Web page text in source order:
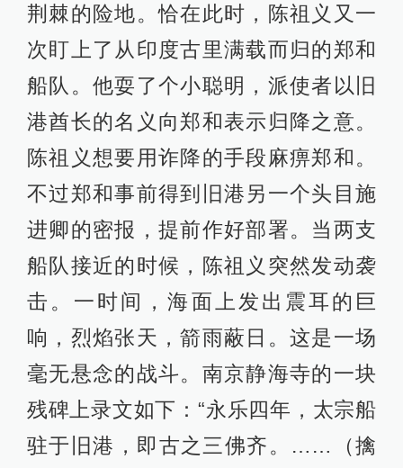
荆棘的险地。恰在此时，陈祖义又一
次盯上了从印度古里满载而归的郑和
船队。他耍了个小聪明，派使者以旧
港酋长的名义向郑和表示归降之意。
陈祖义想要用诈降的手段麻痹郑和。
不过郑和事前得到旧港另一个头目施
进卿的密报，提前作好部署。当两支
船队接近的时候，陈祖义突然发动袭
击。一时间，海面上发出震耳的巨
响，烈焰张天，箭雨蔽日。这是一场
毫无悬念的战斗。南京静海寺的一块
残碑上录文如下：“永乐四年，太宗船
驻于旧港，即古之三佛齐。……（擒